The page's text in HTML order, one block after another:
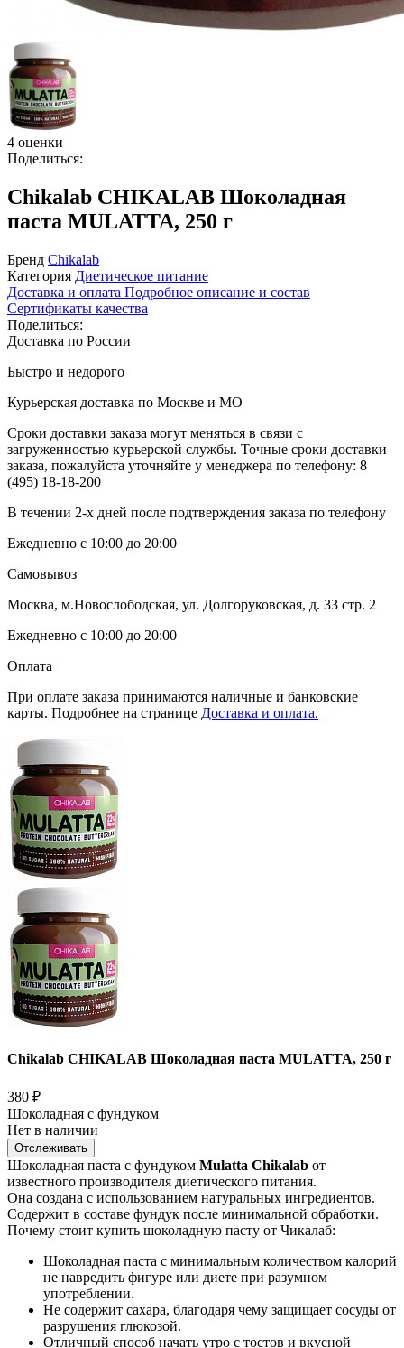
4 оценки
Поделиться:
Chikalab CHIKALAB Шоколадная
паста MULATTA, 250 г
Бренд Chikalab
Категория Диетическое питание
Доставка и оплата Подробное описание и состав
Сертификаты качества
Поделиться:
Доставка по России
Быстро и недорого
Курьерская доставка по Москве и МО
Сроки доставки заказа могут меняться в связи с
загруженностью курьерской службы. Точные сроки доставки
заказа, пожалуйста уточняйте у менеджера по телефону: 8
(495) 18-18-200
В течении 2-х дней после подтверждения заказа по телефону
Ежедневно с 10:00 до 20:00
Самовывоз
Москва, м.Новослободская, ул. Долгоруковская, д. 33 стр. 2
Ежедневно с 10:00 до 20:00
Оплата
При оплате заказа принимаются наличные и банковские
карты. Подробнее на странице Доставка и оплата.
Chikalab CHIKALAB Шоколадная паста MULATTA, 250 г
380 ₽
Шоколадная с фундуком
Нет в наличии
Отслеживать
Шоколадная паста с фундуком Mulatta Chikalab от
известного производителя диетического питания.
Она создана с использованием натуральных ингредиентов.
Содержит в составе фундук после минимальной обработки.
Почему стоит купить шоколадную пасту от Чикалаб:
Шоколадная паста с минимальным количеством калорий
не навредить фигуре или диете при разумном
употреблении.
Не содержит сахара, благодаря чему защищает сосуды от
разрушения глюкозой.
Отличный способ начать утро с тостов и вкусной